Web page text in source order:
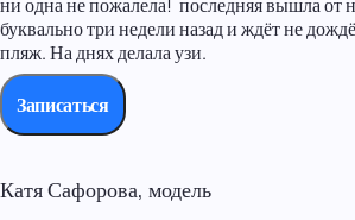
буквально три недели назад и ждёт не
пляж. На днях делала узи.
Записаться
Катя Сафорова, модель